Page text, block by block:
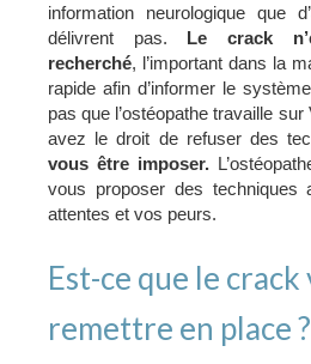
information neurologique que
délivrent pas. Le crack
recherché, l’important dans la
rapide afin d’informer le
pas que l’ostéopathe travaille
avez le droit de refuser des
vous être imposer.
vous proposer des techniques
attentes et vos peurs.
Est-ce que le
remettre en place ?